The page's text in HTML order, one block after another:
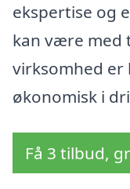
ekspertise og
kan være med
virksomhed er
økonomisk i
Få 3 tilbud,